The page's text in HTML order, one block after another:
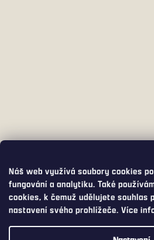
Náš web využívá soubory cookies
fungování a analytiku. Také
cookies, k čemuž udělujete souhlas
nastavení svého prohlížeče. Více